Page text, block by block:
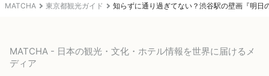
MATCHA 東京都観光ガイド 知らずに通り過ぎてない？渋谷駅の壁画『明日
MATCHA - 日本の観光・文化・ホテル情報を世界に届けるメ
ディア